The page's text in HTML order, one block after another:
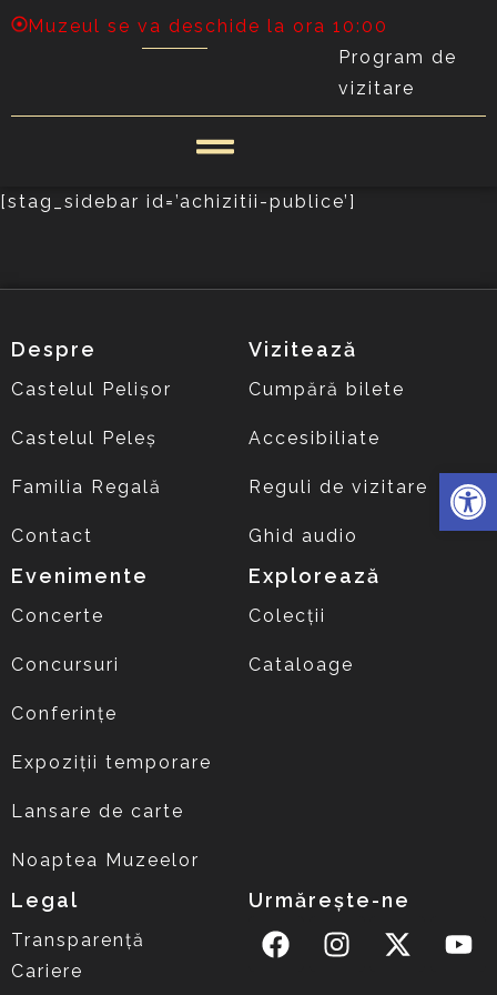
Muzeul se va deschide la ora 10:00
Program de
vizitare
[stag_sidebar id=’achizitii-publice’]
Despre
Castelul Pelișor
Castelul Peleș
Familia Regală
Contact
Vizitează
Cumpără bilete
Accesibiliate
Reguli de vizitare
Ghid audio
Evenimente
Concerte
Concursuri
Conferințe
Expoziții temporare
Lansare de carte
Noaptea Muzeelor
Explorează
Colecții
Cataloage
Legal
Transparență
Cariere
Urmărește-ne